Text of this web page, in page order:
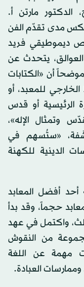
الدكتور مارتن أ.
مدى تقدّم الفن
نص ديموطيقي فريد
يتحدث عن
أن «الكتابات
للمعبد، أو
الرئيسية أو قدس
وتمثال الإله»،
«ستُسهم في
الدينية للكهنة
أفضل المعابد
حجماً، وقد بدأ
واكتمل في عهد
من النقوش
مهمة عن اللغة
وممارسات العبادة.